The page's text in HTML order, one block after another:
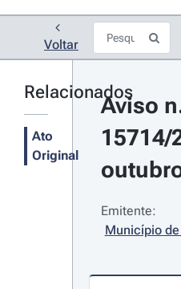
Voltar
Relacionados
Ato
Original
Aviso
15714/
Emitente:
Município